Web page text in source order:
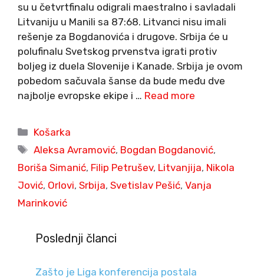
su u četvrtfinalu odigrali maestralno i savladali
Litvaniju u Manili sa 87:68. Litvanci nisu imali
rešenje za Bogdanovića i drugove. Srbija će u
polufinalu Svetskog prvenstva igrati protiv
boljeg iz duela Slovenije i Kanade. Srbija je ovom
pobedom sačuvala šanse da bude među dve
najbolje evropske ekipe i … Read more
Categories
Košarka
Tags
Aleksa Avramović, Bogdan Bogdanović,
Boriša Simanić, Filip Petrušev, Litvanjija, Nikola
Jović, Orlovi, Srbija, Svetislav Pešić, Vanja
Marinković
Poslednji članci
Zašto je Liga konferencija postala